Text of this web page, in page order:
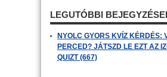
LEGUTÓBBI
NYOLC GYORS KVÍZ KÉRDÉS:
PERCED? JÁTSZD LE EZT AZ
QUIZT (667)